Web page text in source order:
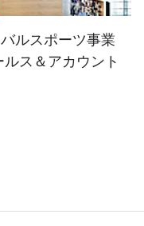
ルスポーツ事業
ス＆アカウント